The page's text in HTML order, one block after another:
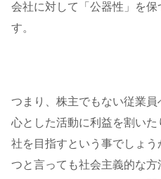
会社に対して「公器性」を
す。
つまり、株主でもない従業
心とした活動に利益を割い
社を目指すという事でしょ
つと言っても社会主義的な